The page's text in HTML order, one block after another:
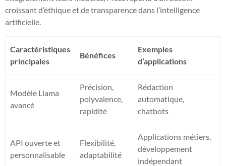
croissant d’éthique et de transparence dans l’intelligence
artificielle.
Caractéristiques
principales
Bénéfices
Exemples
d’applications
Modèle Llama
avancé
Précision,
polyvalence,
rapidité
Rédaction
automatique,
chatbots
API ouverte et
personnalisable
Flexibilité,
adaptabilité
Applications métiers,
développement
indépendant